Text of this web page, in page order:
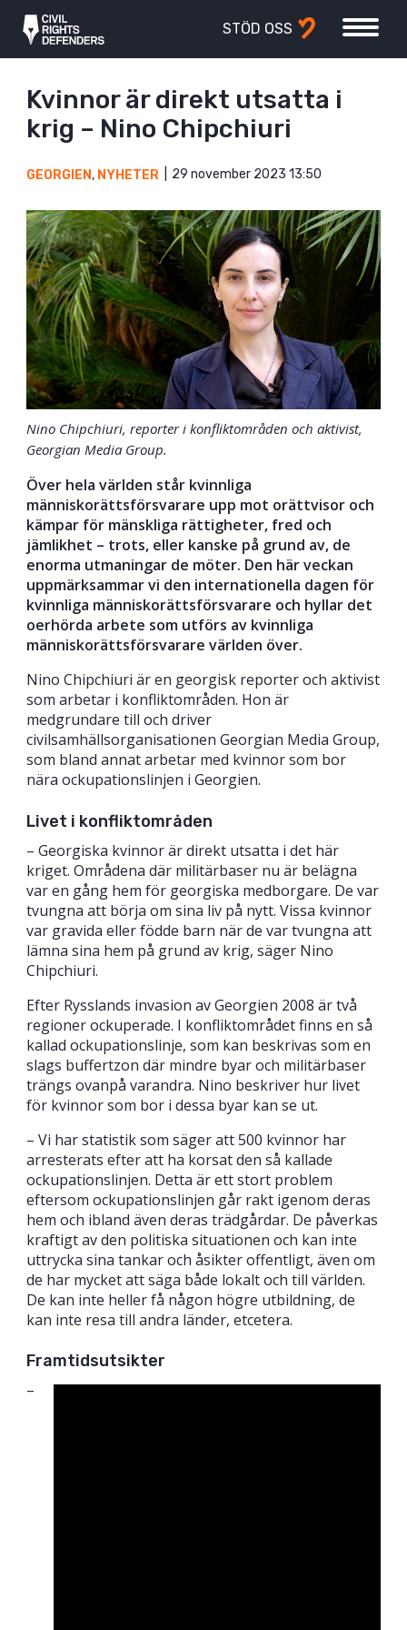
STÖD OSS
Kvinnor är direkt utsatta i
krig – Nino Chipchiuri
GEORGIEN, NYHETER 29 november 2023 13:50
Nino Chipchiuri, reporter i konfliktområden och aktivist,
Georgian Media Group.
Över hela världen står kvinnliga
människorättsförsvarare upp mot orättvisor och
kämpar för mänskliga rättigheter, fred och
jämlikhet – trots, eller kanske på grund av, de
enorma utmaningar de möter. Den här veckan
uppmärksammar vi den internationella dagen för
kvinnliga människorättsförsvarare och hyllar det
oerhörda arbete som utförs av kvinnliga
människorättsförsvarare världen över.
Nino Chipchiuri är en georgisk reporter och aktivist
som arbetar i konfliktområden. Hon är
medgrundare till och driver
civilsamhällsorganisationen Georgian Media Group,
som bland annat arbetar med kvinnor som bor
nära ockupationslinjen i Georgien.
Livet i konfliktområden
– Georgiska kvinnor är direkt utsatta i det här
kriget. Områdena där militärbaser nu är belägna
var en gång hem för georgiska medborgare. De var
tvungna att börja om sina liv på nytt. Vissa kvinnor
var gravida eller födde barn när de var tvungna att
lämna sina hem på grund av krig, säger Nino
Chipchiuri.
Efter Rysslands invasion av Georgien 2008 är två
regioner ockuperade. I konfliktområdet finns en så
kallad ockupationslinje, som kan beskrivas som en
slags buffertzon där mindre byar och militärbaser
trängs ovanpå varandra. Nino beskriver hur livet
för kvinnor som bor i dessa byar kan se ut.
– Vi har statistik som säger att 500 kvinnor har
arresterats efter att ha korsat den så kallade
ockupationslinjen. Detta är ett stort problem
eftersom ockupationslinjen går rakt igenom deras
hem och ibland även deras trädgårdar. De påverkas
kraftigt av den politiska situationen och kan inte
uttrycka sina tankar och åsikter offentligt, även om
de har mycket att säga både lokalt och till världen.
De kan inte heller få någon högre utbildning, de
kan inte resa till andra länder, etcetera.
Framtidsutsikter
–